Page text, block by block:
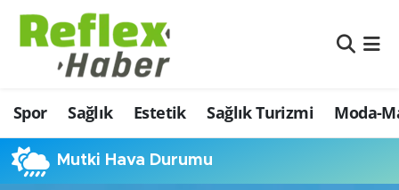
Spor Sağlık Estetik Sağlık Turizmi Moda-
Mutki Hava Durumu
Eğitim
Estetik
Firmalardan
Nöbetçi Eczaneler
Hava Durumu
Namaz Vakitleri